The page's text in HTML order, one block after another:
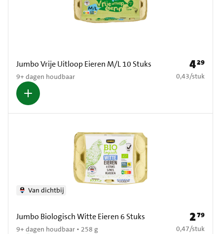
Jumbo Vrije Uitloop Eieren M/L 10 Stuks
9+ dagen houdbaar
Prijs: €
429
€ 0,43 per stuk
0,43/stuk
Jumbo Biologisch Witte Eieren 6 Stuks
9+ dagen houdbaar • 258 g
Van dichtbij
Prijs: €
279
€ 0,47 per stuk
0,47/stuk